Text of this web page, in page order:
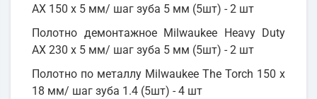
AX 150 x 5 мм/ шаг зуба 5 мм (5шт) - 2 шт
Полотно демонтажное Milwaukee Heavy Duty
AX 230 x 5 мм/ шаг зуба 5 мм (5шт) - 2 шт
Полотно по металлу Milwaukee The Torch 150 x
18 мм/ шаг зуба 1.4 (5шт) - 4 шт